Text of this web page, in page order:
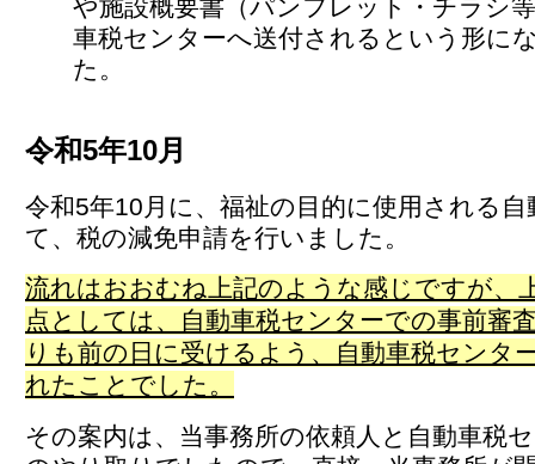
や施設概要書（パンフレット・チラシ
車税センターへ送付されるという形に
た。
令和5年10月
令和5年10月に、福祉の目的に使用される
て、税の減免申請を行いました。
流れはおおむね上記のような感じですが、
点としては、自動車税センターでの事前審
りも前の日に受けるよう、自動車税センタ
れたことでした。
その案内は、当事務所の依頼人と自動車税